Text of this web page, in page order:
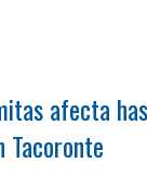
afecta
Tacoronte